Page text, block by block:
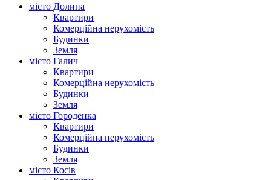
місто Долина
Квартири
Комерційна нерухомість
Будинки
Земля
місто Галич
Квартири
Комерційна нерухомість
Будинки
Земля
місто Городенка
Квартири
Комерційна нерухомість
Будинки
Земля
місто Косів